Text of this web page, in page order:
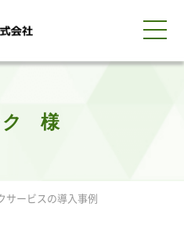
259-440
会員ログイン
ク 様
サービスの導入事例